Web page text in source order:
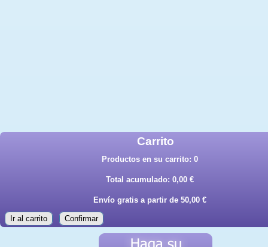
Carrito
Productos en su carrito: 0
Total acumulado: 0,00 €
Envío gratis a partir de 50,00 €
Ir al carrito Confirmar